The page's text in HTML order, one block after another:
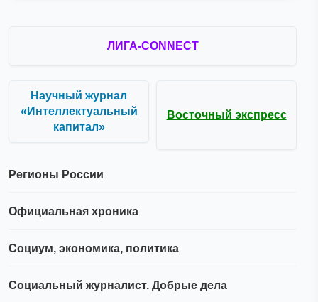
ЛИГА-CONNECT
Научный журнал
«Интеллектуальный
капитал»
Восточный экспресс
Регионы России
Официальная хроника
Социум, экономика, политика
Социальный журналист. Добрые дела